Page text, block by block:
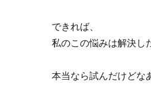
できれば、
私のこの悩みは解決し
本当なら試んだけどな